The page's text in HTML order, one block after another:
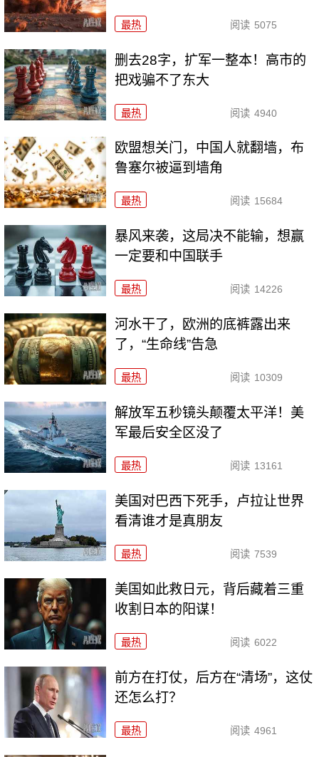
最热 阅读 5075
删去28字，扩军一整本！高市的
把戏骗不了东大
最热 阅读 4940
欧盟想关门，中国人就翻墙，布
鲁塞尔被逼到墙角
最热 阅读 15684
暴风来袭，这局决不能输，想赢
一定要和中国联手
最热 阅读 14226
河水干了，欧洲的底裤露出来
了，“生命线”告急
最热 阅读 10309
解放军五秒镜头颠覆太平洋！美
军最后安全区没了
最热 阅读 13161
美国对巴西下死手，卢拉让世界
看清谁才是真朋友
最热 阅读 7539
美国如此救日元，背后藏着三重
收割日本的阳谋！
最热 阅读 6022
前方在打仗，后方在“清场”，这仗
还怎么打？
最热 阅读 4961